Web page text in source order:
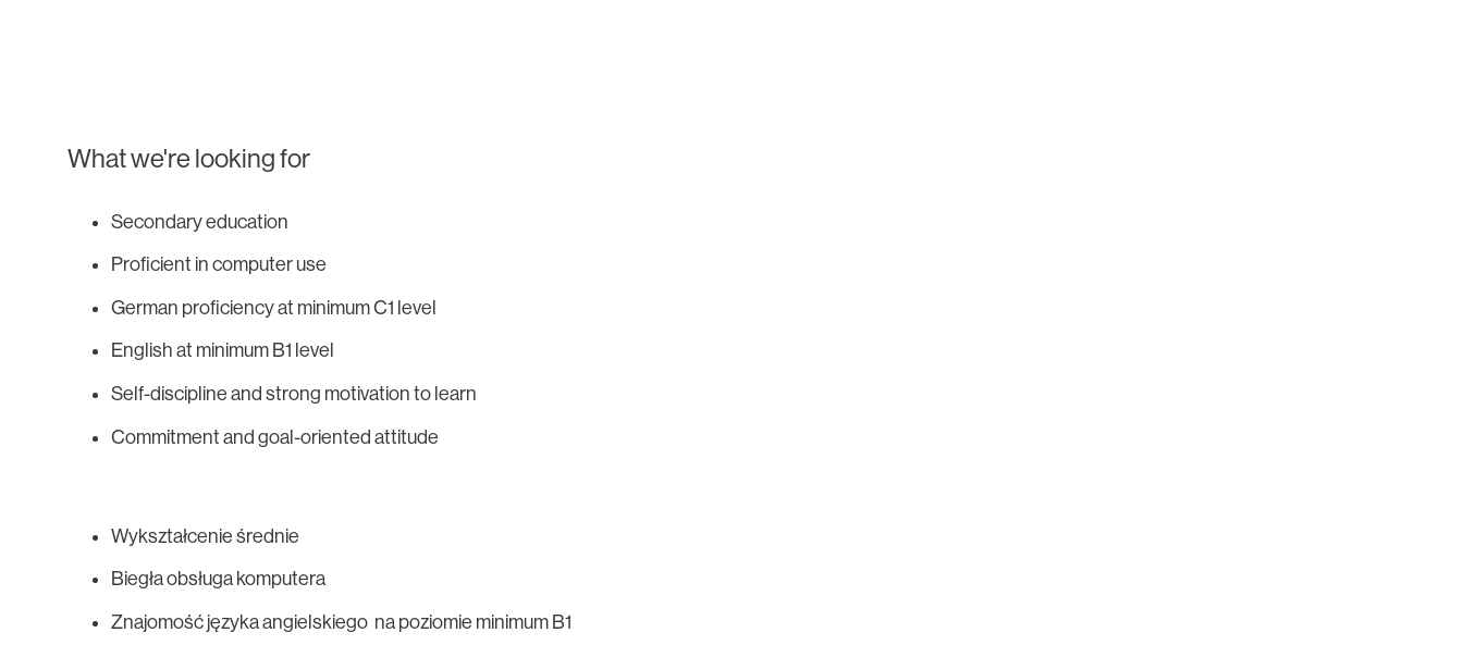
What we're looking for
Secondary education
Proficient in computer use
German proficiency at minimum C1 level
English at minimum B1 level
Self-discipline and strong motivation to learn
Commitment and goal-oriented attitude
Wykształcenie średnie
Biegła obsługa komputera
Znajomość języka angielskiego na poziomie minimum B1